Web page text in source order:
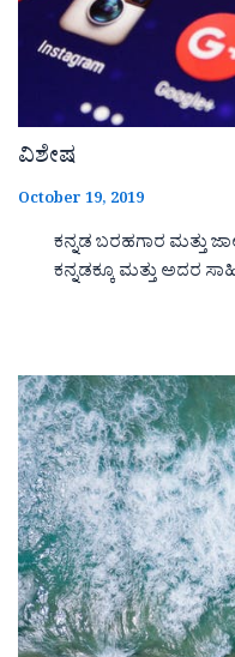
ವಿಶೇಷ
October 19, 2019
ಕನ್ನಡ ಬರಹಗಾರ ಮತ್ತು
ಕನ್ನಡಕ್ಕೂ ಮತ್ತು ಅದರ